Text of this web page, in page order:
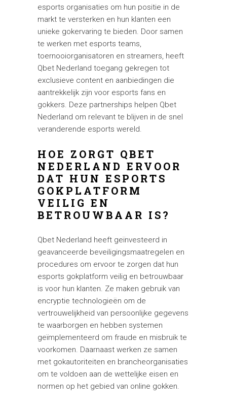
esports organisaties om hun positie in de
markt te versterken en hun klanten een
unieke gokervaring te bieden. Door samen
te werken met esports teams,
toernooiorganisatoren en streamers, heeft
Qbet Nederland toegang gekregen tot
exclusieve content en aanbiedingen die
aantrekkelijk zijn voor esports fans en
gokkers. Deze partnerships helpen Qbet
Nederland om relevant te blijven in de snel
veranderende esports wereld.
HOE ZORGT QBET
NEDERLAND ERVOOR
DAT HUN ESPORTS
GOKPLATFORM
VEILIG EN
BETROUWBAAR IS?
Qbet Nederland heeft geïnvesteerd in
geavanceerde beveiligingsmaatregelen en
procedures om ervoor te zorgen dat hun
esports gokplatform veilig en betrouwbaar
is voor hun klanten. Ze maken gebruik van
encryptie technologieën om de
vertrouwelijkheid van persoonlijke gegevens
te waarborgen en hebben systemen
geïmplementeerd om fraude en misbruik te
voorkomen. Daarnaast werken ze samen
met gokautoriteiten en brancheorganisaties
om te voldoen aan de wettelijke eisen en
normen op het gebied van online gokken.